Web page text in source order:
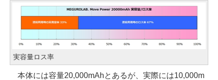
実容量ロス率
本体には容量20,000mAhとあるが、実際には10,000m